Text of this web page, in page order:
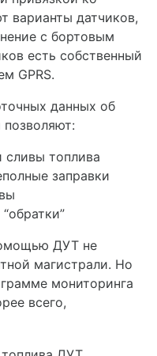
варианты датчиков,
с бортовым
есть собственный
GPRS.
данных об
сливы топлива
заправки
ДУТ не
магистрали. Но
мониторинга
всего,